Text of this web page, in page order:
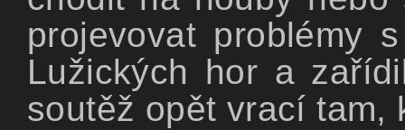
projevovat problémy
Lužických hor a
soutěž opět vrací tam,